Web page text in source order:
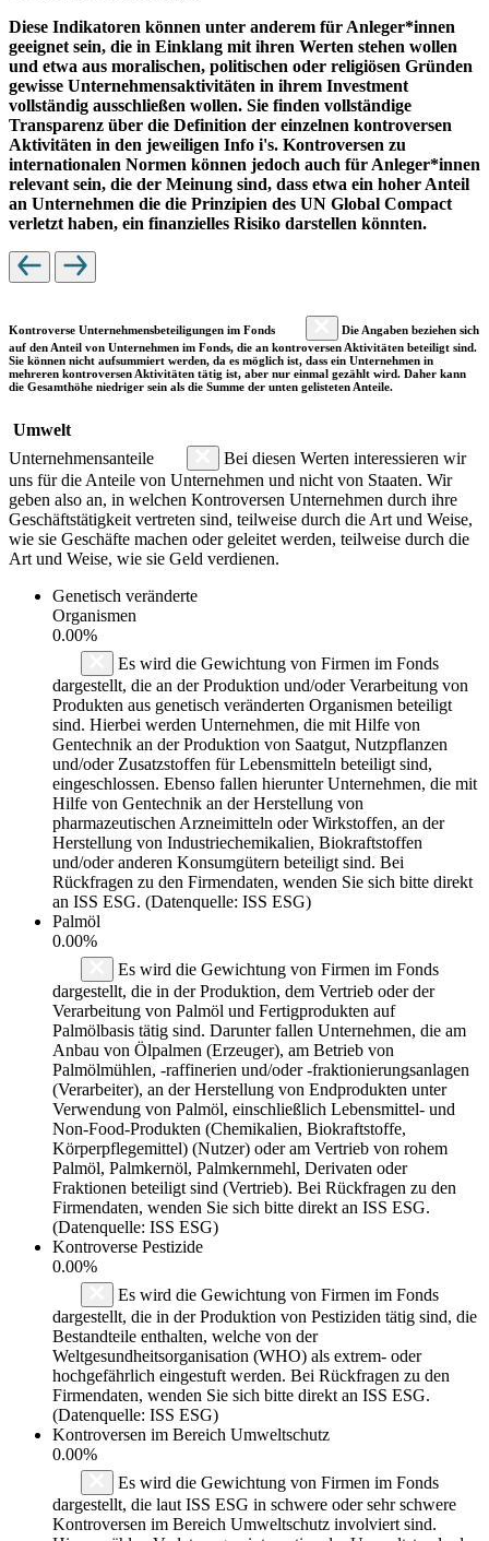
Diese Indikatoren können unter anderem für Anleger*innen
geeignet sein, die in Einklang mit ihren Werten stehen wollen
und etwa aus moralischen, politischen oder religiösen Gründen
gewisse Unternehmensaktivitäten in ihrem Investment
vollständig ausschließen wollen. Sie finden vollständige
Transparenz über die Definition der einzelnen kontroversen
Aktivitäten in den jeweiligen Info i's. Kontroversen zu
internationalen Normen können jedoch auch für Anleger*innen
relevant sein, die der Meinung sind, dass etwa ein hoher Anteil
an Unternehmen die die Prinzipien des UN Global Compact
verletzt haben, ein finanzielles Risiko darstellen könnten.
Kontroverse Unternehmensbeteiligungen im Fonds
Die Angaben beziehen sich
auf den Anteil von Unternehmen im Fonds, die an kontroversen Aktivitäten beteiligt sind.
Sie können nicht aufsummiert werden, da es möglich ist, dass ein Unternehmen in
mehreren kontroversen Aktivitäten tätig ist, aber nur einmal gezählt wird. Daher kann
die Gesamthöhe niedriger sein als die Summe der unten gelisteten Anteile.
Umwelt
Unternehmensanteile
Bei diesen Werten interessieren wir
uns für die Anteile von Unternehmen und nicht von Staaten. Wir
geben also an, in welchen Kontroversen Unternehmen durch ihre
Geschäftstätigkeit vertreten sind, teilweise durch die Art und Weise,
wie sie Geschäfte machen oder geleitet werden, teilweise durch die
Art und Weise, wie sie Geld verdienen.
Genetisch veränderte
Organismen
0.00%
Es wird die Gewichtung von Firmen im Fonds
dargestellt, die an der Produktion und/oder Verarbeitung von
Produkten aus genetisch veränderten Organismen beteiligt
sind. Hierbei werden Unternehmen, die mit Hilfe von
Gentechnik an der Produktion von Saatgut, Nutzpflanzen
und/oder Zusatzstoffen für Lebensmitteln beteiligt sind,
eingeschlossen. Ebenso fallen hierunter Unternehmen, die mit
Hilfe von Gentechnik an der Herstellung von
pharmazeutischen Arzneimitteln oder Wirkstoffen, an der
Herstellung von Industriechemikalien, Biokraftstoffen
und/oder anderen Konsumgütern beteiligt sind. Bei
Rückfragen zu den Firmendaten, wenden Sie sich bitte direkt
an ISS ESG. (Datenquelle: ISS ESG)
Palmöl
0.00%
Es wird die Gewichtung von Firmen im Fonds
dargestellt, die in der Produktion, dem Vertrieb oder der
Verarbeitung von Palmöl und Fertigprodukten auf
Palmölbasis tätig sind. Darunter fallen Unternehmen, die am
Anbau von Ölpalmen (Erzeuger), am Betrieb von
Palmölmühlen, -raffinerien und/oder -fraktionierungsanlagen
(Verarbeiter), an der Herstellung von Endprodukten unter
Verwendung von Palmöl, einschließlich Lebensmittel- und
Non-Food-Produkten (Chemikalien, Biokraftstoffe,
Körperpflegemittel) (Nutzer) oder am Vertrieb von rohem
Palmöl, Palmkernöl, Palmkernmehl, Derivaten oder
Fraktionen beteiligt sind (Vertrieb). Bei Rückfragen zu den
Firmendaten, wenden Sie sich bitte direkt an ISS ESG.
(Datenquelle: ISS ESG)
Kontroverse Pestizide
0.00%
Es wird die Gewichtung von Firmen im Fonds
dargestellt, die in der Produktion von Pestiziden tätig sind, die
Bestandteile enthalten, welche von der
Weltgesundheitsorganisation (WHO) als extrem- oder
hochgefährlich eingestuft werden. Bei Rückfragen zu den
Firmendaten, wenden Sie sich bitte direkt an ISS ESG.
(Datenquelle: ISS ESG)
Kontroversen im Bereich Umweltschutz
0.00%
Es wird die Gewichtung von Firmen im Fonds
dargestellt, die laut ISS ESG in schwere oder sehr schwere
Kontroversen im Bereich Umweltschutz involviert sind.